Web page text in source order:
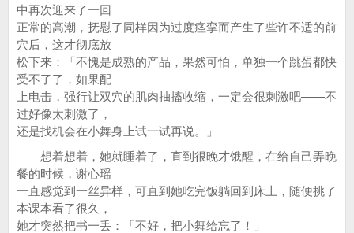
中再次迎来了一回
正常的高潮，抚慰了同样因为过度痉挛而产生了些许不适的前
穴后，这才彻底放
松下来：「不愧是成熟的产品，果然可怕，单独一个跳蛋都快
受不了了，如果配
上电击，强行让双穴的肌肉抽搐收缩，一定会很刺激吧——不
过好像太刺激了，
还是找机会在小舞身上试一试再说。」
想着想着，她就睡着了，直到很晚才饿醒，在给自己弄晚
餐的时候，谢心瑶
一直感觉到一丝异样，可直到她吃完饭躺回到床上，随便挑了
本课本看了很久，
她才突然把书一丢：「不好，把小舞给忘了！」